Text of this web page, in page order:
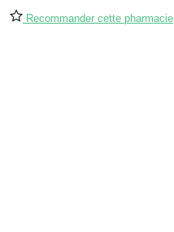
Recommander cette pharmacie